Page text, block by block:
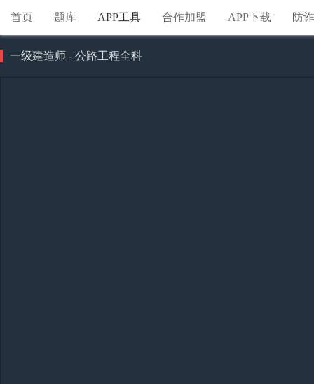
首页 题库 APP工具 合作加盟 APP下载 防
一级建造师 - 公路工程全科